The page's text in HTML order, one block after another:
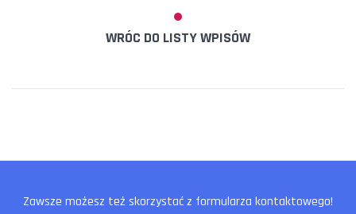
WRÓC DO LISTY WPISÓW
Zawsze możesz też skorzystać z formularza kontaktowego!